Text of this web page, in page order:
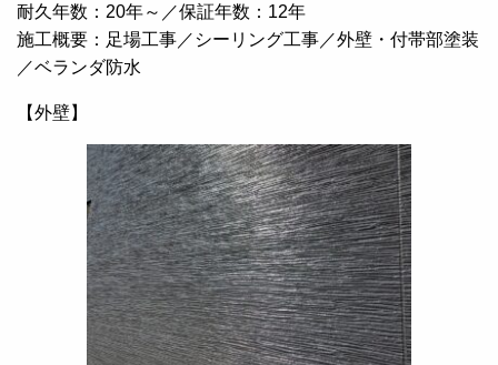
耐久年数：20年～／保証年数：12年
施工概要：足場工事／シーリング工事／外壁・付帯部塗装
／ベランダ防水
【外壁】